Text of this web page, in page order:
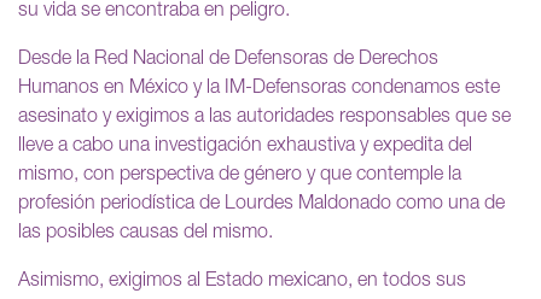
su vida se encontraba en peligro.
Desde la Red Nacional de Defensoras de Derechos
Humanos en México y la IM-Defensoras condenamos este
asesinato y exigimos a las autoridades responsables que se
lleve a cabo una investigación exhaustiva y expedita del
mismo, con perspectiva de género y que contemple la
profesión periodística de Lourdes Maldonado como una de
las posibles causas del mismo.
Asimismo, exigimos al Estado mexicano, en todos sus